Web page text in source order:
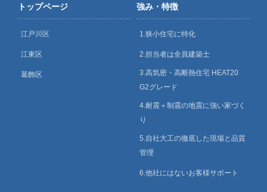
トップページ
江戸川区
江東区
葛飾区
強み・特徴
1.狭小住宅に特化
2.担当者は全員建築士
3.高気密・高断熱住宅 HEAT20
G2グレード
4.耐震＋制震の地震に強い家づく
り
5.自社大工の徹底した現場と品質
管理
6.他社にはないお客様サポート